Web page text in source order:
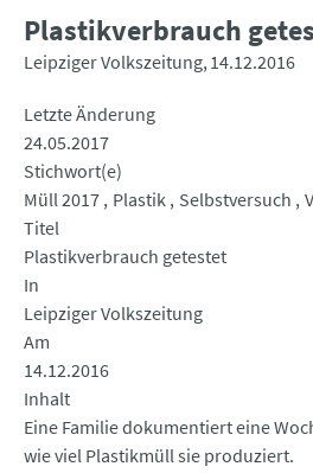
Plastikverbrauch
Leipziger Volkszeitung 14.12.2016
Letzte Änderung
24.05.2017
Stichwort(e)
Müll 2017 Plastik Selbstversuch
Titel
Plastikverbrauch getestet
In
Leipziger Volkszeitung
Am
14.12.2016
Inhalt
Eine Familie dokumentiert eine
wie viel Plastikmüll sie produziert.